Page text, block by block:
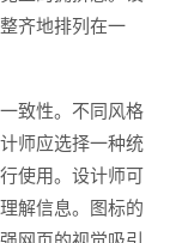
齐地排列在一
致性。不同风格
师应选择一种统
使用。设计师可
解信息。图标的